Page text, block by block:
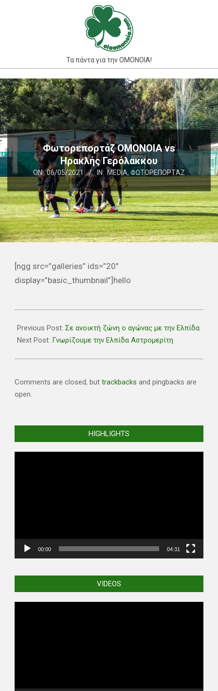
Τα πάντα για την ΟΜΟΝΟΙΑ!
Primary
Navigation
Menu
Φωτορεπορτάζ ΟΜΟΝΟΙΑ vs
Ηρακλής Γερόλακκου
ON: 06/05/2021 IN: MEDIA, ΦΩΤΟΡΕΠΟΡΤΆΖ
[ngg src=”galleries” ids=”20″
display=”basic_thumbnail”]hello
05-
06
Previous Post: Σε ανοικτή ζώνη ο αγώνας με την Ελπίδα
Next Post: Γνωρίζουμε την Ελπίδα Αστρομερίτη
Comments are closed, but trackbacks and pingbacks are
open.
HIGHLIGHTS
00:00 04:31
VIDEOS